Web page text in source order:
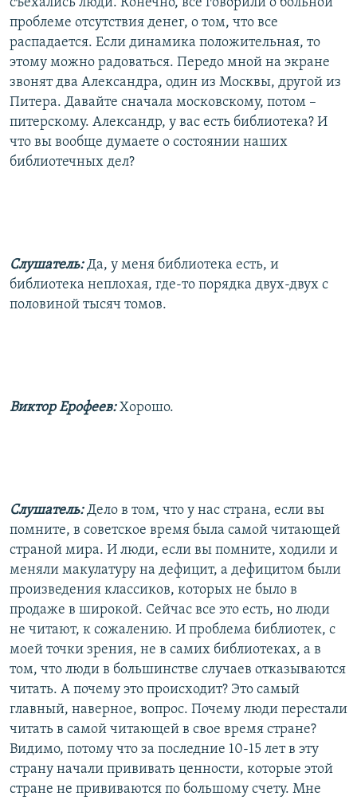
проблеме отсутствия денег, о том, что все
распадается. Если динамика положительная, то
этому можно радоваться. Передо мной на экране
звонят два Александра, один из Москвы, другой из
Питера. Давайте сначала московскому, потом –
питерскому. Александр, у вас есть библиотека? И
что вы вообще думаете о состоянии наших
библиотечных дел?
Слушатель: Да, у меня библиотека есть, и
библиотека неплохая, где-то порядка двух-двух с
половиной тысяч томов.
Виктор Ерофеев: Хорошо.
Слушатель: Дело в том, что у нас страна, если вы
помните, в советское время была самой читающей
страной мира. И люди, если вы помните, ходили и
меняли макулатуру на дефицит, а дефицитом были
произведения классиков, которых не было в
продаже в широкой. Сейчас все это есть, но люди
не читают, к сожалению. И проблема библиотек, с
моей точки зрения, не в самих библиотеках, а в
том, что люди в большинстве случаев отказываются
читать. А почему это происходит? Это самый
главный, наверное, вопрос. Почему люди перестали
читать в самой читающей в свое время стране?
Видимо, потому что за последние 10-15 лет в эту
страну начали прививать ценности, которые этой
стране не прививаются по большому счету. Мне